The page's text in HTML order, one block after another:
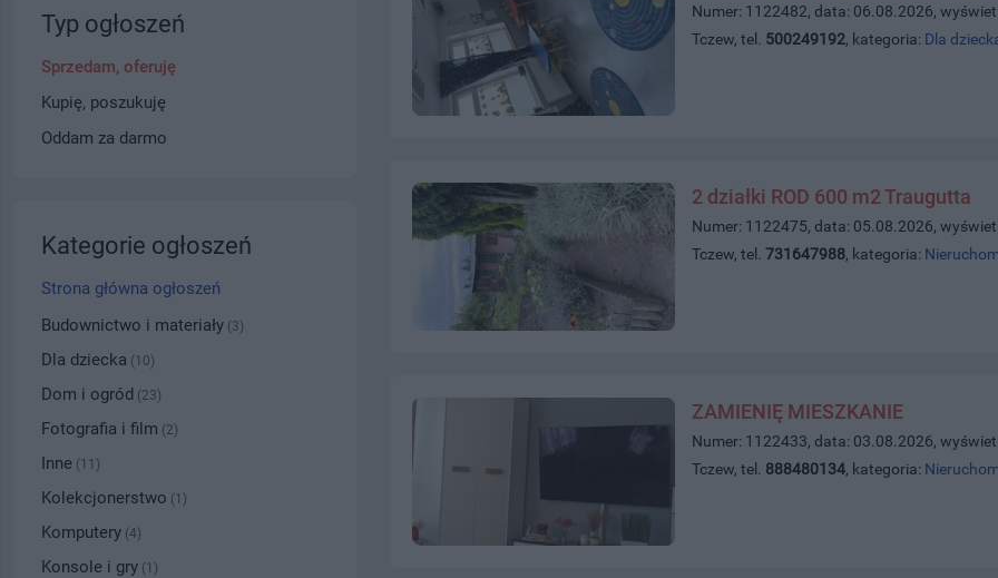
Numer: 1122482, data: 06.08.2026,
Tczew, tel. 500249192, kategoria: Dla
2 działki ROD 600 m2 Traugutta
Numer: 1122475, data: 05.08.2026,
Tczew, tel.731647988, kategoria:
ZAMIENIĘ MIESZKANIE
Numer: 1122433, data: 03.08.2026,
Tczew, tel. 888480134, kategoria:
Typ ogłoszeń
Sprzedam, oferuję
Kupię, poszukuję
Oddam za darmo
Kategorie ogłoszeń
Strona główna ogłoszeń
Budownictwo i materiały (3)
Dla dziecka (10)
Dom i ogród (23)
Fotografia i film (2)
Inne (11)
Kolekcjonerstwo (1)
Komputery (4)
Konsole i gry (1)